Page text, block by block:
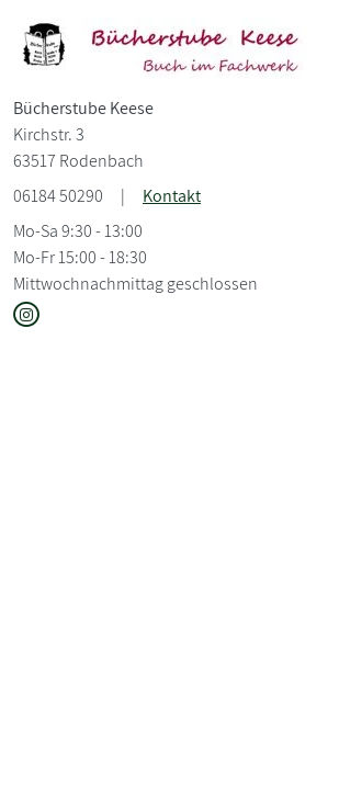
Bücherstube Keese
Kirchstr. 3
63517 Rodenbach
06184 50290
|
Kontakt
Mo-Sa 9:30 - 13:00
Mo-Fr 15:00 - 18:30
Mittwochnachmittag geschlossen